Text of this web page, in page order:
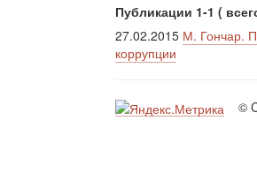
Публикации 1-1 (
27.02.2015 М. Гончар.
коррупции
©